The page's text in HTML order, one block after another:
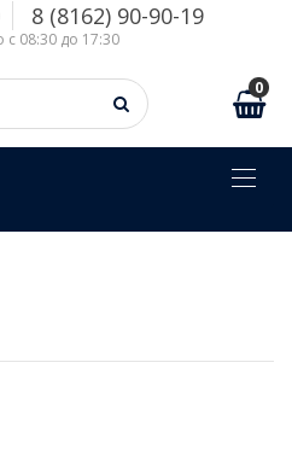
8 (8162) 90-90-19
с 08:30 до 17:30
0